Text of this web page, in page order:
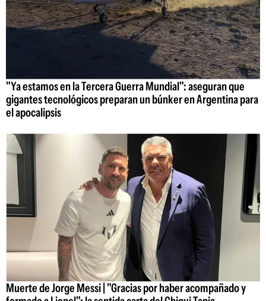
"Ya estamos en la Tercera Guerra Mundial": aseguran que
gigantes tecnológicos preparan un búnker en Argentina para
el apocalipsis
Muerte de Jorge Messi | "Gracias por haber acompañado y